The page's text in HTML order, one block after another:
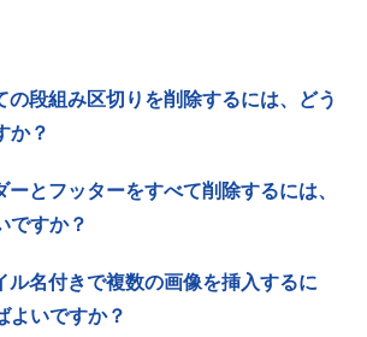
段組み区切りを削除するには、どう
か？
とフッターをすべて削除するには、
ですか？
名付きで複数の画像を挿入するに
よいですか？